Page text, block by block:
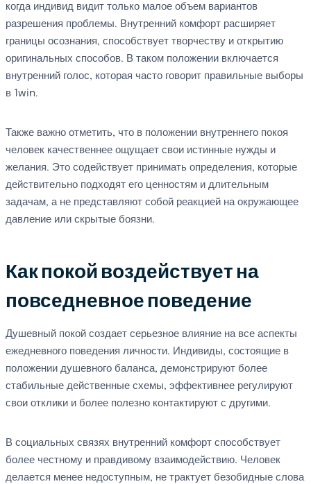
когда индивид видит только малое объем вариантов
разрешения проблемы. Внутренний комфорт расширяет
границы осознания, способствует творчеству и открытию
оригинальных способов. В таком положении включается
внутренний голос, которая часто говорит правильные выборы
в 1win.
Также важно отметить, что в положении внутреннего покоя
человек качественнее ощущает свои истинные нужды и
желания. Это содействует принимать определения, которые
действительно подходят его ценностям и длительным
задачам, а не представляют собой реакцией на окружающее
давление или скрытые боязни.
Как покой воздействует на
повседневное поведение
Душевный покой создает серьезное влияние на все аспекты
ежедневного поведения личности. Индивиды, состоящие в
положении душевного баланса, демонстрируют более
стабильные действенные схемы, эффективнее регулируют
свои отклики и более полезно контактируют с другими.
В социальных связях внутренний комфорт способствует
более честному и правдивому взаимодействию. Человек
делается менее недоступным, не трактует безобидные слова